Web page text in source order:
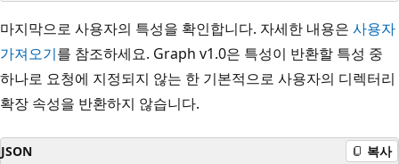
마지막으로 사용자의 특성을 확인합니다. 자세한 내용은 사용자
가져오기를 참조하세요. Graph v1.0은 특성이 반환할 특성 중
하나로 요청에 지정되지 않는 한 기본적으로 사용자의 디렉터리
확장 속성을 반환하지 않습니다.
JSON 복사